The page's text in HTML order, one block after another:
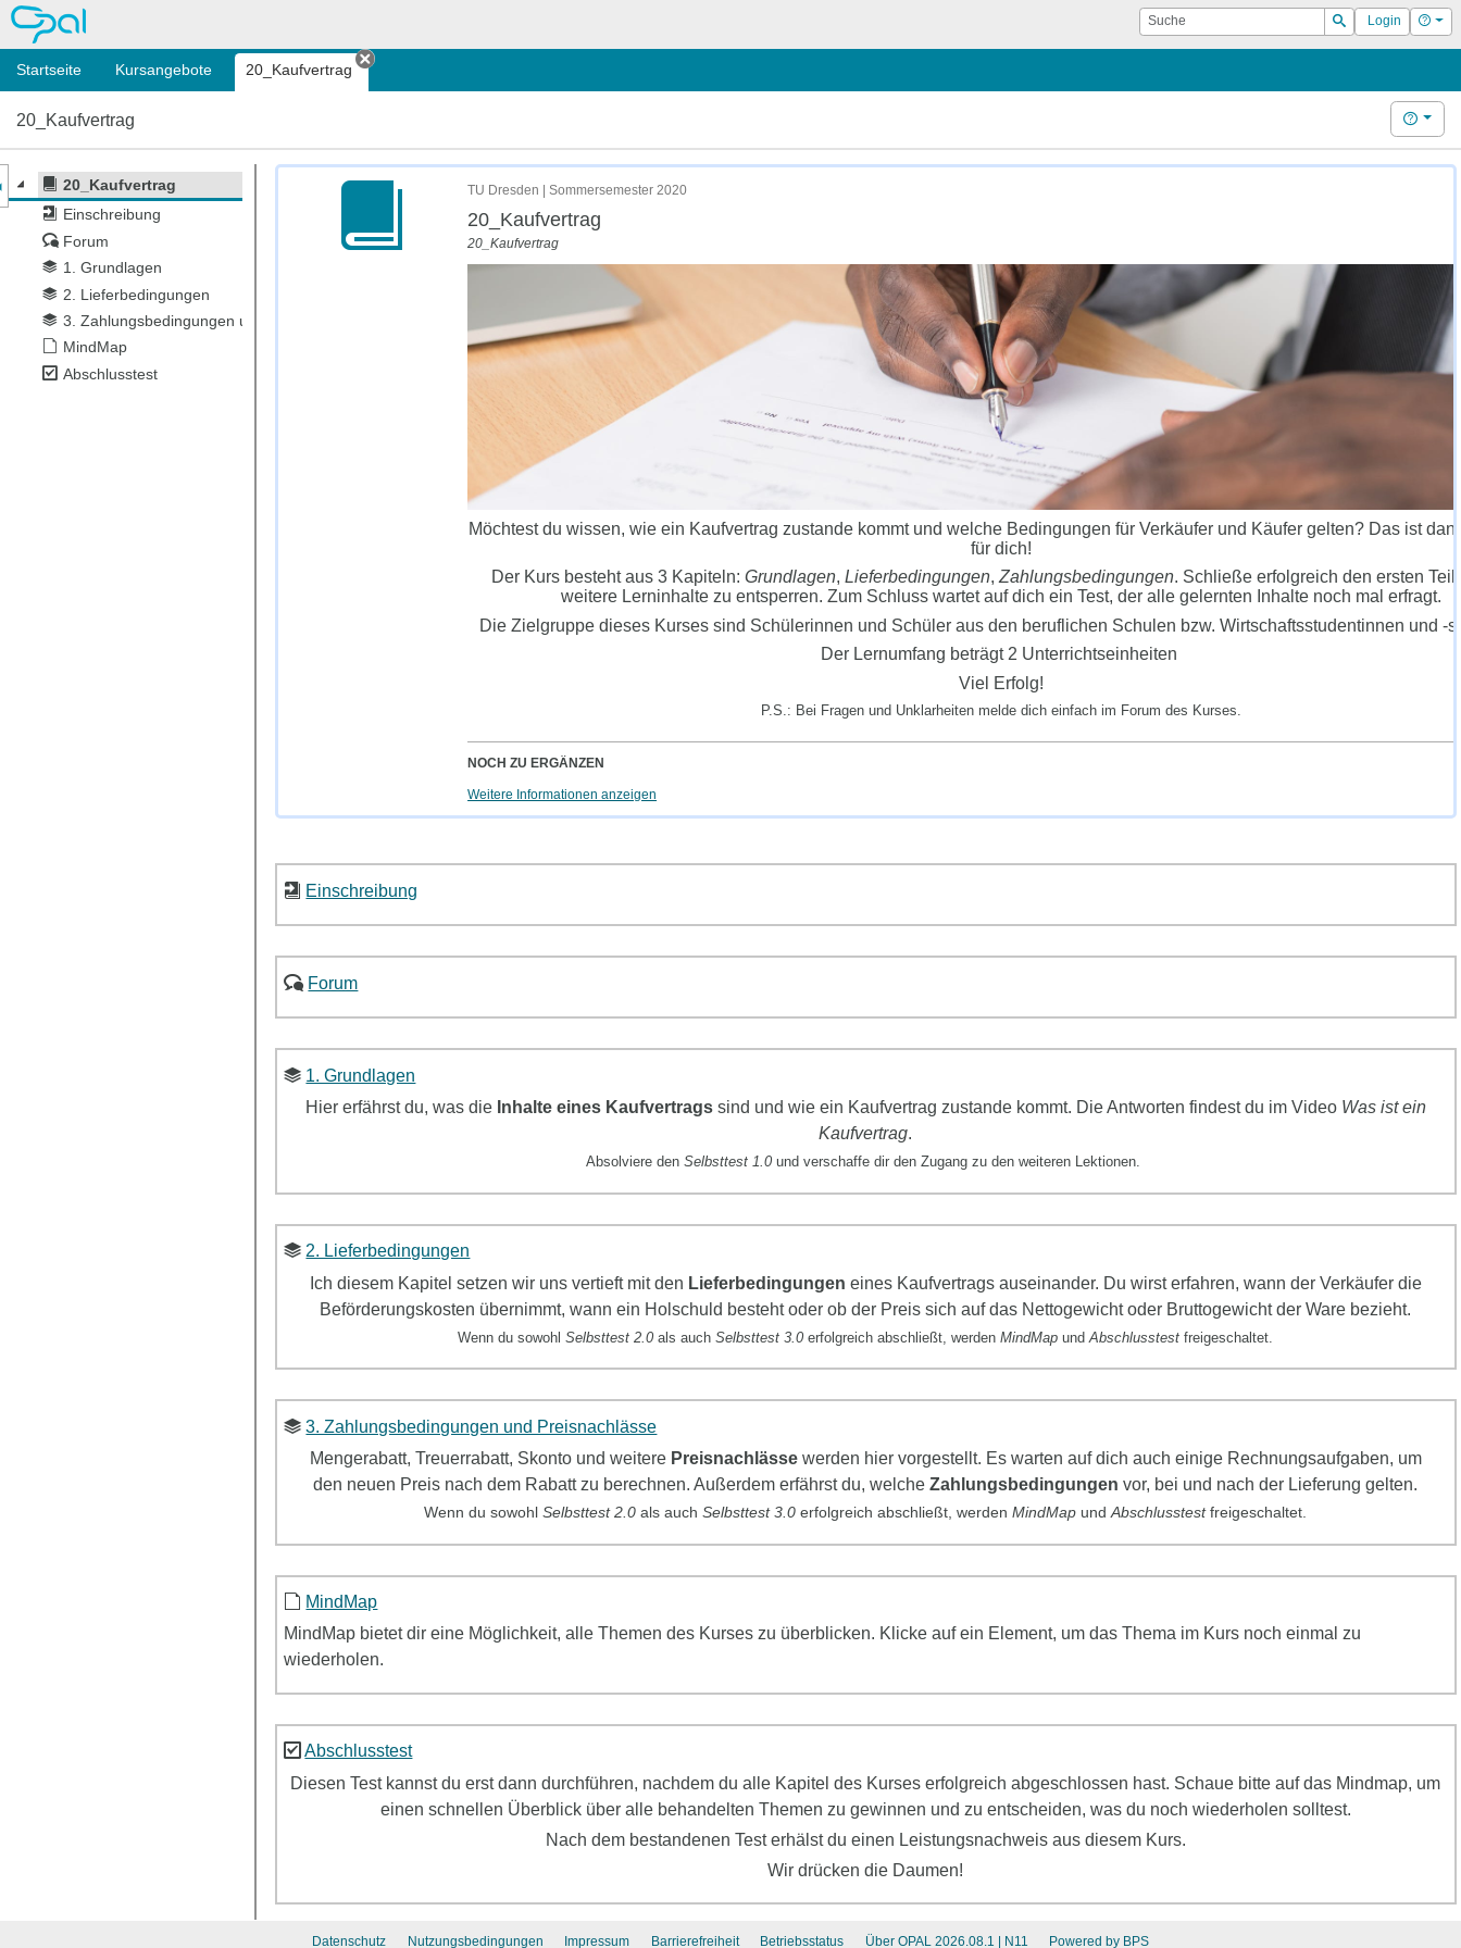
OPAL Suche
Suchen
Login Hilfe
Startseite Kursangebote 20_Kaufvertrag
Tab schließen
20_Kaufvertrag Hilfe
20_Kaufvertrag
Einschreibung
Forum
1. Grundlagen
2. Lieferbedingungen
3. Zahlungsbedingungen und Preisnachlässe
MindMap
Abschlusstest
des Kursmenüs
TU Dresden | Sommersemester 2020
20_Kaufvertrag
20_Kaufvertrag
Möchtest du wissen, wie ein Kaufvertrag zustande kommt und welche Bedingungen für Verkäufer und Käufer gelten? Das ist
für dich!
Der Kurs besteht aus 3 Kapiteln: Grundlagen, Lieferbedingungen, Zahlungsbedingungen. Schließe erfolgreich den ersten Teil
weitere Lerninhalte zu entsperren. Zum Schluss wartet auf dich ein Test, der alle gelernten Inhalte noch mal erfragt.
Die Zielgruppe dieses Kurses sind Schülerinnen und Schüler aus den beruflichen Schulen bzw. Wirtschaftsstudentinnen und -
Der Lernumfang beträgt 2 Unterrichtseinheiten
Viel Erfolg!
P.S.: Bei Fragen und Unklarheiten melde dich einfach im Forum des Kurses.
NOCH ZU ERGÄNZEN
Weitere Informationen anzeigen
Einschreibung
Forum
1. Grundlagen
Hier erfährst du, was die Inhalte eines Kaufvertragssind und wie ein Kaufvertrag zustande kommt. Die Antworten findest du im Video Was ist ein
Kaufvertrag.
Absolviere denSelbsttest 1.0 und verschaffe dir den Zugang zu den weiteren Lektionen.
2. Lieferbedingungen
Ich diesem Kapitel setzen wir unsvertieft mit den Lieferbedingungen eines Kaufvertragsauseinander. Du wirst erfahren, wann der Verkäufer die
Beförderungskosten übernimmt, wann ein Holschuld besteht oder ob der Preis sich auf das Nettogewicht oder Bruttogewicht der Ware bezieht.
Wenn du sowohl Selbsttest 2.0als auchSelbsttest 3.0erfolgreich abschließt, werdenMindMap undAbschlusstest freigeschaltet.
3. Zahlungsbedingungen und Preisnachlässe
Mengerabatt, Treuerrabatt, Skonto und weitere Preisnachlässewerden hier vorgestellt. Es warten auf dich auch einige Rechnungsaufgaben, um
den neuen Preis nach dem Rabatt zu berechnen. Außerdem erfährst du, welcheZahlungsbedingungen vor, bei und nach der Lieferung gelten.
Wenn du sowohlSelbsttest2.0als auchSelbsttest3.0erfolgreich abschließt, werdenMindMap und Abschlusstest freigeschaltet.
MindMap
MindMap bietet dir eine Möglichkeit, alle Themen des Kurses zu überblicken. Klicke auf ein Element, um das Thema im Kurs noch einmal zu
wiederholen.
Abschlusstest
Diesen Test kannst du erst dann durchführen, nachdem du alle Kapitel des Kurses erfolgreich abgeschlossen hast. Schaue bitte auf das Mindmap, um
einen schnellen Überblick über alle behandelten Themen zu gewinnen und zu entscheiden, was du noch wiederholen solltest.
Nach dem bestandenen Test erhälst du einen Leistungsnachweis aus diesem Kurs.
Wir drücken die Daumen!
Datenschutz Nutzungsbedingungen Impressum Barrierefreiheit Betriebsstatus Über OPAL 2026.08.1 | N11 Powered by BPS